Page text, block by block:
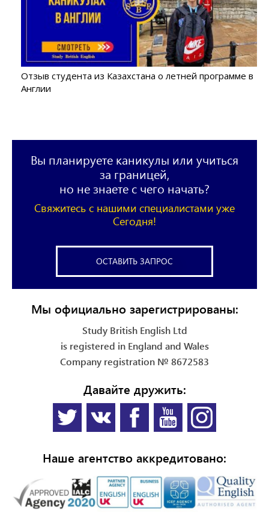
Отзыв студента из Казахстана о летней программе в
Англии
Вы планируете каникулы или учиться
за границей,
но не знаете с чего начать?
Свяжитесь с нашими специалистами уже
Сегодня!
ОСТАВИТЬ ЗАПРОС
Мы официально зарегистрированы:
Study British English Ltd
is registered in England and Wales
Company registration № 8672583
Давайте дружить:
Наше агентство аккредитовано: